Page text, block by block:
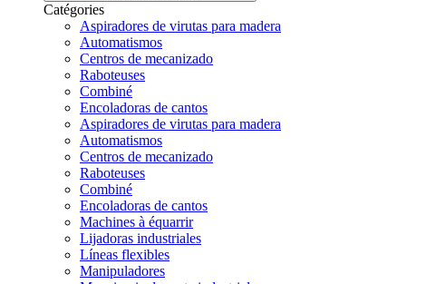
Catégories
Aspiradores de virutas para madera
Automatismos
Centros de mecanizado
Raboteuses
Combiné
Encoladoras de cantos
Aspiradores de virutas para madera
Automatismos
Centros de mecanizado
Raboteuses
Combiné
Encoladoras de cantos
Machines à équarrir
Lijadoras industriales
Líneas flexibles
Manipuladores